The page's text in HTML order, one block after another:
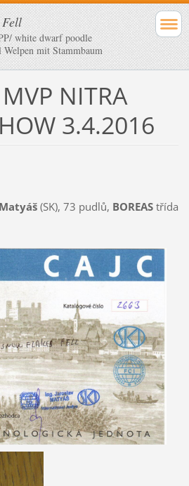
white dwarf poodle
mit Stammbaum
NITRA
3.4.2016
(SK), 73 pudlů, BOREAStřída